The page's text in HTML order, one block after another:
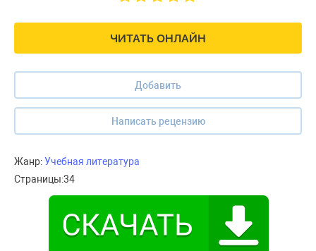
ЧИТАТЬ ОНЛАЙН
Добавить
Написать рецензию
Жанр:Учебная литература
Страницы:34